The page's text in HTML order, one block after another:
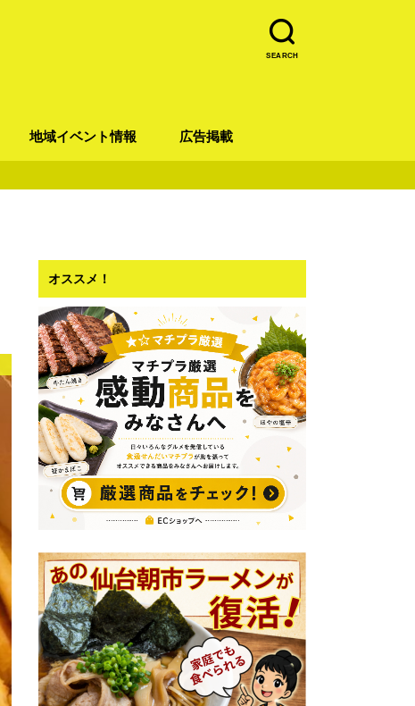
SEARCH
地域イベント情報 広告掲載
オススメ！